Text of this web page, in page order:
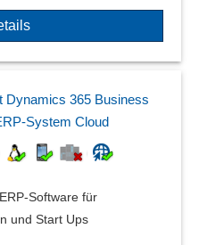
Dynamics 365 Business
System Cloud
Software für
und Start Ups